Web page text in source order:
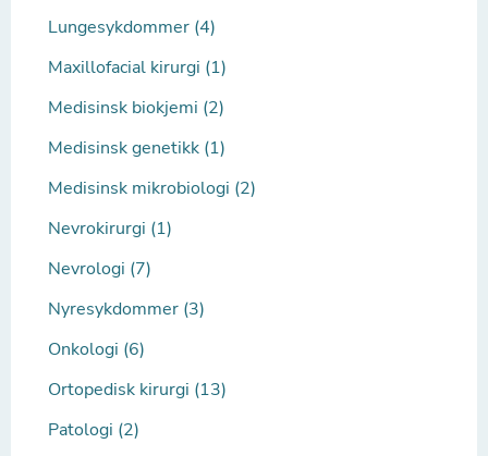
Lungesykdommer (4)
Maxillofacial kirurgi (1)
Medisinsk biokjemi (2)
Medisinsk genetikk (1)
Medisinsk mikrobiologi (2)
Nevrokirurgi (1)
Nevrologi (7)
Nyresykdommer (3)
Onkologi (6)
Ortopedisk kirurgi (13)
Patologi (2)